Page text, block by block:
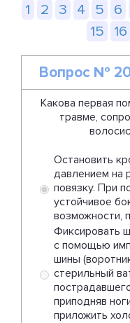
1 2 3 4 5 6
15
16
Вопрос №
Какова первая
травме,
Остановить
давлением на
повязку. При
устойчивое
возможности,
Фиксировать
с помощью
шины
стерильный
приподняв
приложить